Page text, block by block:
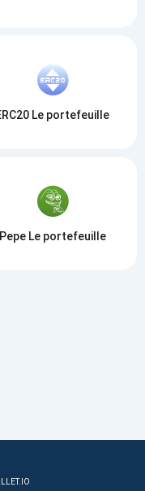
Le portefeuille
Pepe Le portefeuille